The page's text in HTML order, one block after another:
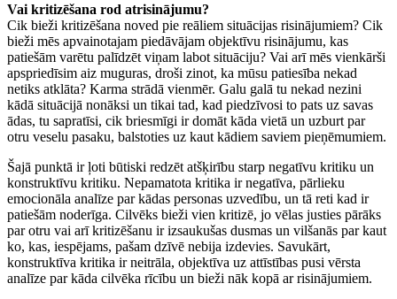
Vai kritizēšana rod atrisinājumu?
Cik bieži kritizēšana noved pie reāliem situācijas risinājumiem? Cik
bieži mēs apvainotajam piedāvājam objektīvu risinājumu, kas
patiešām varētu palīdzēt viņam labot situāciju? Vai arī mēs vienkārši
apspriedīsim aiz muguras, droši zinot, ka mūsu patiesība nekad
netiks atklāta? Karma strādā vienmēr. Galu galā tu nekad nezini
kādā situācijā nonāksi un tikai tad, kad piedzīvosi to pats uz savas
ādas, tu sapratīsi, cik briesmīgi ir domāt kāda vietā un uzburt par
otru veselu pasaku, balstoties uz kaut kādiem saviem pieņēmumiem.
Šajā punktā ir ļoti būtiski redzēt atšķirību starp negatīvu kritiku un
konstruktīvu kritiku. Nepamatota kritika ir negatīva, pārlieku
emocionāla analīze par kādas personas uzvedību, un tā reti kad ir
patiešām noderīga. Cilvēks bieži vien kritizē, jo vēlas justies pārāks
par otru vai arī kritizēšanu ir izsaukušas dusmas un vilšanās par kaut
ko, kas, iespējams, pašam dzīvē nebija izdevies. Savukārt,
konstruktīva kritika ir neitrāla, objektīva uz attīstības pusi vērsta
analīze par kāda cilvēka rīcību un bieži nāk kopā ar risinājumiem.